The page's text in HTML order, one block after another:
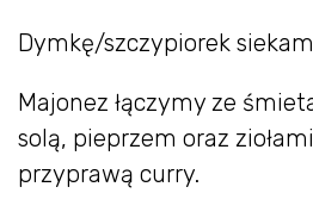
Dymkę/szczypiorek
Majonez łączymy ze
solą, pieprzem oraz
przyprawą curry.